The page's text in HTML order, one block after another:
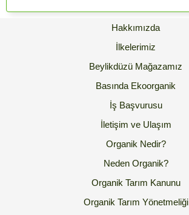
Hakkımızda
İlkelerimiz
Beylikdüzü Mağazamız
Basında Ekoorganik
İş Başvurusu
İletişim ve Ulaşım
Organik Nedir?
Neden Organik?
Organik Tarım Kanunu
Organik Tarım Yönetmeliği